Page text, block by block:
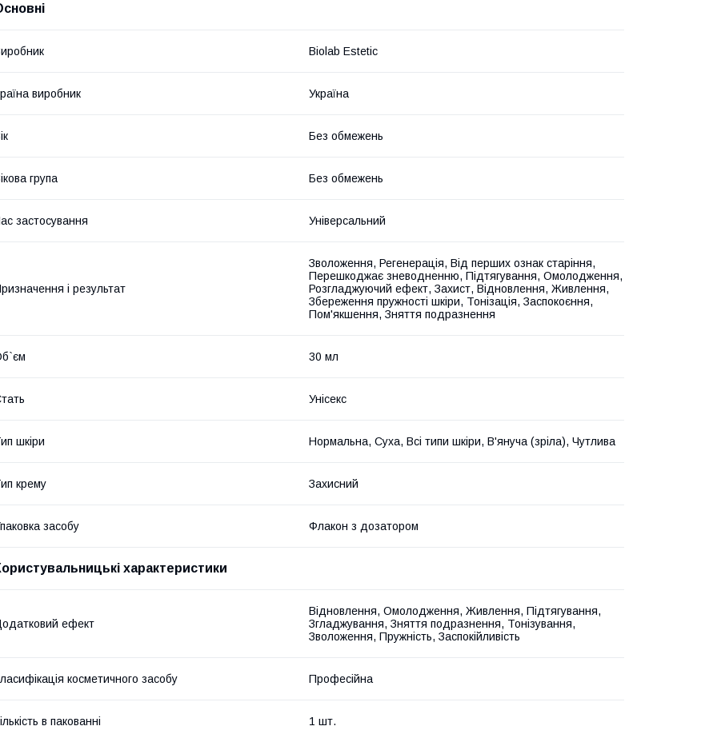
Biolab Estetic
виробник Україна
Без обмежень
група Без обмежень
застосування Універсальний
і результат
Зволоження, Регенерація, Від перших ознак старіння,
Перешкоджає зневодненню, Підтягування, Омолодження,
Розгладжуючий ефект, Захист, Відновлення, Живлення,
Збереження пружності шкіри, Тонізація, Заспокоєння,
Пом'якшення, Зняття подразнення
30 мл
Унісекс
шкіри Нормальна, Суха, Всі типи шкіри, В'януча (зріла), Чутлива
крему Захисний
засобу Флакон з дозатором
характеристики
ефект
Відновлення, Омолодження, Живлення, Підтягування,
Згладжування, Зняття подразнення, Тонізування,
Зволоження, Пружність, Заспокійливість
косметичного засобу Професійна
в пакованні 1 шт.